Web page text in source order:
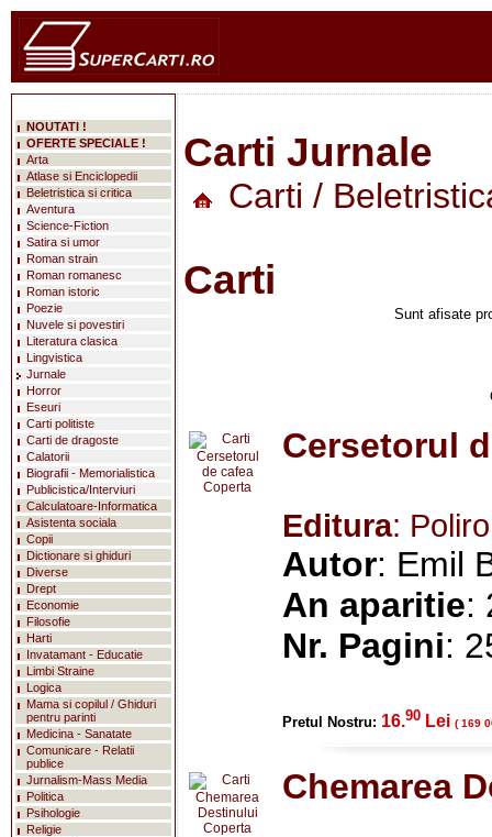
Carti Jurnale
Carti /
Carti
Sunt afisate
Cersetorul
Editura:
Autor: Emil
An aparitie:
Nr. Pagini:
Pretul Nostru: 16.90 Lei ( 169
Chemarea
NOUTATI !
OFERTE SPECIALE !
Arta
Atlase si Enciclopedii
Beletristica si critica
Aventura
Science-Fiction
Satira si umor
Roman strain
Roman romanesc
Roman istoric
Poezie
Nuvele si povestiri
Literatura clasica
Lingvistica
Jurnale
Horror
Eseuri
Carti politiste
Carti de dragoste
Calatorii
Biografii - Memorialistica
Publicistica/Interviuri
Calculatoare-Informatica
Asistenta sociala
Copii
Dictionare si ghiduri
Diverse
Drept
Economie
Filosofie
Harti
Invatamant - Educatie
Limbi Straine
Logica
Mama si copilul / Ghiduri
pentru parinti
Medicina - Sanatate
Comunicare - Relatii
publice
Jurnalism-Mass Media
Politica
Psihologie
Religie